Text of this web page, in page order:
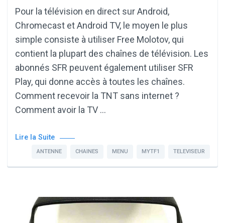
Pour la télévision en direct sur Android,
Chromecast et Android TV, le moyen le plus
simple consiste à utiliser Free Molotov, qui
contient la plupart des chaînes de télévision. Les
abonnés SFR peuvent également utiliser SFR
Play, qui donne accès à toutes les chaînes.
Comment recevoir la TNT sans internet ?
Comment avoir la TV …
Lire la Suite
ANTENNE CHAINES MENU MYTF1 TELEVISEUR